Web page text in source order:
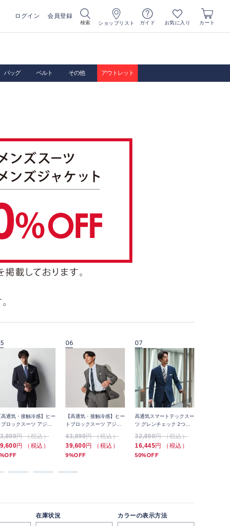
ログイン 会員登録
検索 ショップリスト ガイド お気に入り カート
バッグ ベルト その他 アウトレット
高通気・接触冷感】ヒー
ブロックスーツ アジャ
円 （税込）
円 （税込）
06
【高通気・接触冷感】ヒー
トブロックスーツ アジャ
ン
43,890円 （税込）
39,600円 （税込）
9%OFF
07
高通気スマートテックスー
ツ グレンチェック 2つボ
32,890円 （税込）
16,445円 （税込）
50%OFF
在庫状況 カラーの表示方法